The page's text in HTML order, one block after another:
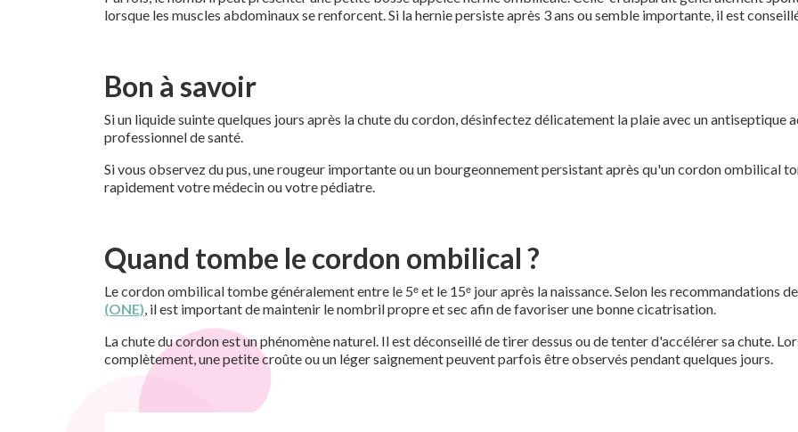
lorsque les muscles abdominaux se renforcent. Si la hernie persiste après 3 ans ou semble importante, il est
Bon à savoir
Si un liquide suinte quelques jours après la chute du cordon, désinfectez délicatement la plaie avec un antiseptique
professionnel de santé.
Si vous observez du pus, une rougeur importante ou un bourgeonnement persistant après qu'un cordon ombilical
rapidement votre médecin ou votre pédiatre.
Quand tombe le cordon ombilical ?
Le cordon ombilical tombe généralement entre le 5ᵉ et le 15ᵉ jour après la naissance. Selon les recommandations
(ONE), il est important de maintenir le nombril propre et sec afin de favoriser une bonne cicatrisation.
La chute du cordon est un phénomène naturel. Il est déconseillé de tirer dessus ou de tenter d'accélérer sa chute.
complètement, une petite croûte ou un léger saignement peuvent parfois être observés pendant quelques jours.